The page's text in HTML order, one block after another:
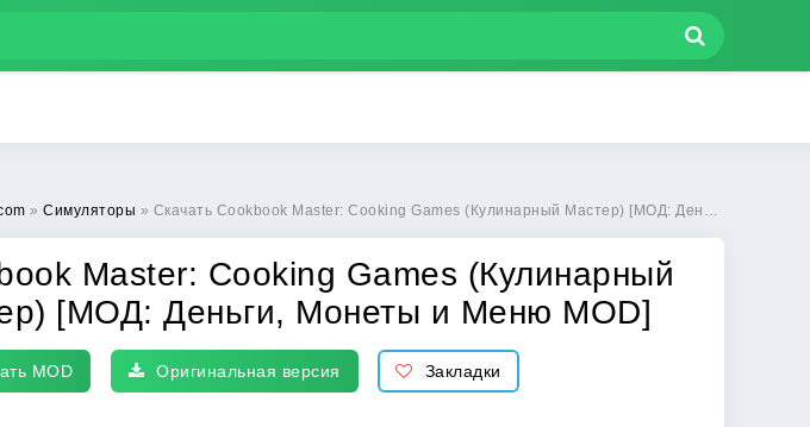
» Симуляторы » Скачать Cookbook Master: Cooking Games (Кулинарный Мастер) [МОД: Деньги, Монеты и Меню MOD] | Взлом Cookbook Master: Cooking Games на Андроид
Master: Cooking Games (Кулинарный
[МОД: Деньги, Монеты и Меню MOD]
MOD Оригинальная версия Закладки